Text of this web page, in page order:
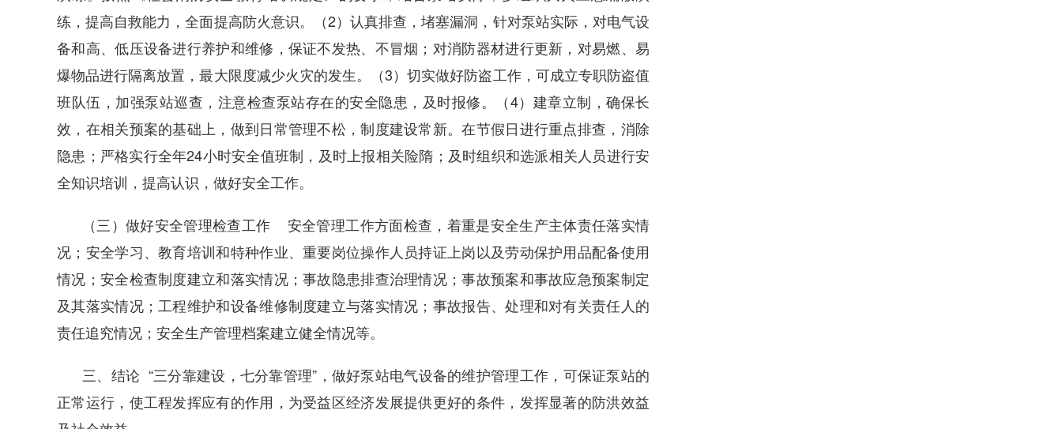
练，提高自救能力，全面提高防火意识。（2）认真排查，堵塞漏洞，针对泵站实际，对电气设
备和高、低压设备进行养护和维修，保证不发热、不冒烟；对消防器材进行更新，对易燃、易
爆物品进行隔离放置，最大限度减少火灾的发生。（3）切实做好防盗工作，可成立专职防盗值
班队伍，加强泵站巡查，注意检查泵站存在的安全隐患，及时报修。（4）建章立制，确保长
效，在相关预案的基础上，做到日常管理不松，制度建设常新。在节假日进行重点排查，消除
隐患；严格实行全年24小时安全值班制，及时上报相关险隋；及时组织和选派相关人员进行安
全知识培训，提高认识，做好安全工作。
（三）做好安全管理检查工作 安全管理工作方面检查，着重是安全生产主体责任落实情
况；安全学习、教育培训和特种作业、重要岗位操作人员持证上岗以及劳动保护用品配备使用
情况；安全检查制度建立和落实情况；事故隐患排查治理情况；事故预案和事故应急预案制定
及其落实情况；工程维护和设备维修制度建立与落实情况；事故报告、处理和对有关责任人的
责任追究情况；安全生产管理档案建立健全情况等。
三、结论 “三分靠建设，七分靠管理”，做好泵站电气设备的维护管理工作，可保证泵站的
正常运行，使工程发挥应有的作用，为受益区经济发展提供更好的条件，发挥显著的防洪效益